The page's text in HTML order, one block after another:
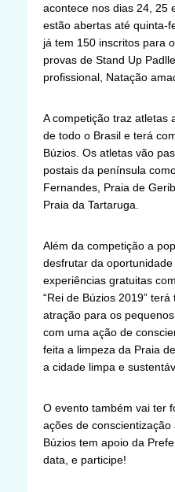
acontece nos dias 24, 25
estão abertas até quinta-
já tem 150 inscritos para
provas de Stand Up
profissional, Natação
A competição traz atletas
de todo o Brasil e terá
Búzios. Os atletas vão
postais da península
Fernandes, Praia de
Praia da Tartaruga.
Além da competição a
desfrutar da
experiências gratuitas
“Rei de Búzios 2019” terá
atração para os
com uma ação de
feita a limpeza da Praia
a cidade limpa e
O evento também vai ter
ações de
Búzios tem apoio da
data, e participe!